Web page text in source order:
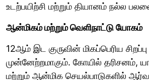
உடற்பயிற்சி மற்றும் தியானம் நல்ல
ஆன்மிகம் மற்றும் வெளிநாட்டு யோகம்
12ஆம் இட குருவின் மிகப்பெரிய
முன்னேற்றமாகும். கோயில் தரிசனம்,
மற்றும் ஆன்மிக செயல்பாடுகளில்